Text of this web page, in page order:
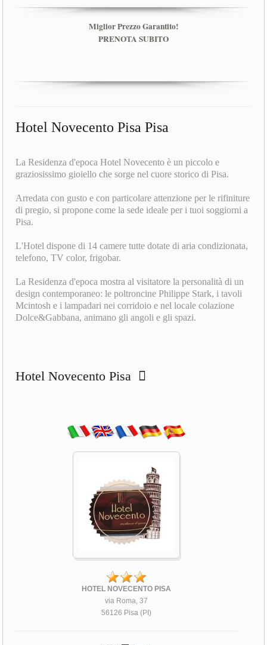
Miglior Prezzo Garantito!
PRENOTA SUBITO
Hotel Novecento Pisa Pisa
La Residenza d'epoca Hotel Novecento è un piccolo e
graziosissimo gioiello che sorge nel cuore storico di Pisa.
Arredata con gusto e con particolare attenzione per le rifiniture
di pregio, si propone come la sede ideale per i tuoi soggiorni a
Pisa.
L'Hotel dispone di 14 camere tutte dotate di aria condizionata,
telefono, TV color, frigobar.
La Residenza d'epoca mostra al visitatore la personalità di un
design contemporaneo: le poltroncine Philippe Stark, i tavoli
Mcintosh e i lampadari nei corridoio e nel locale colazione
Dolce&Gabbana, animano gli angoli e gli spazi.
Hotel Novecento Pisa
HOTEL NOVECENTO PISA
via Roma, 37
56126 Pisa (PI)